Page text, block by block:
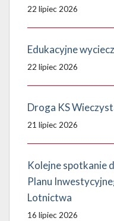
22 lipiec 2026
Edukacyjne
22 lipiec 2026
Droga KS
21 lipiec 2026
Kolejne spotkanie
Planu
Lotnictwa
16 lipiec 2026